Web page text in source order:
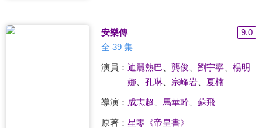
安樂傳
9.0
全 39 集
演員： 迪麗熱巴 龔俊 劉宇寧、 楊明
娜、 孔琳、 宗峰岩、 夏楠
導演： 成志超 馬華幹 蘇飛
原著： 星零《帝皇書》